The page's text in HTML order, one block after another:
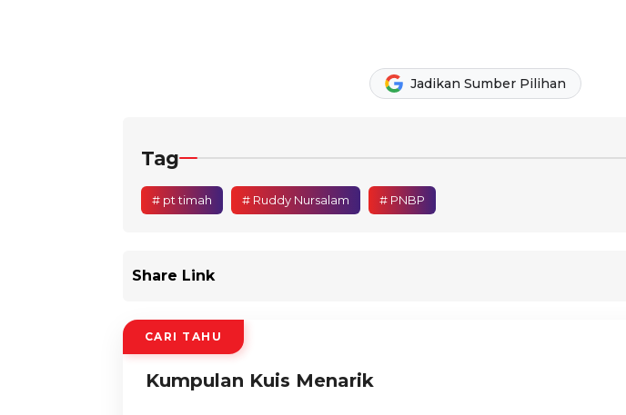
Jadikan Sumber Pilihan
Tag
# pt timah # Ruddy Nursalam # PNBP
Share Link
CARI TAHU
Kumpulan Kuis Menarik